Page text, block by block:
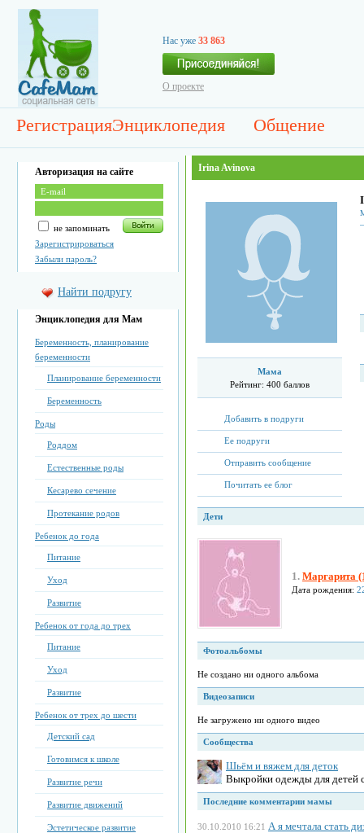
Нас уже 33 863
О проекте
РегистрацияЭнциклопедия Общение
Авторизация на сайте
не запоминать
Зарегистрироваться
Забыли пароль?
Найти подругу
Энциклопедия для Мам
Беременность, планирование
беременности
Планирование беременности
Беременность
Роды
Роддом
Естественные роды
Кесарево сечение
Протекание родов
Ребенок до года
Питание
Уход
Развитие
Ребенок от года до трех
Питание
Уход
Развитие
Ребенок от трех до шести
Детский сад
Готовимся к школе
Развитие речи
Развитие движений
Эстетическое развитие
Irina Avinova
Мама
Рейтинг: 400 баллов
Добавить в подруги
Ее подруги
Отправить сообщение
Почитать ее блог
Дети
1. Маргарита
Дата рождения:
Фотоальбомы
Не создано ни одного альбома
Видеозаписи
Не загружено ни одного видео
Сообщества
Шьём и вяжем для деток
Выкройки одежды для детей
Последние комментарии мамы
30.10.2010 16:21 А я мечтала стать